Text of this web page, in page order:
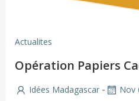
Actualites
Opération Papiers
Idées Madagascar - Nov